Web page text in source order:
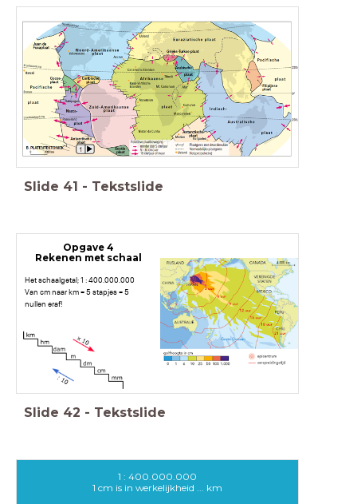
Slide 41 - Tekstslide
Opgave 4
Rekenen met schaal
Het schaalgetal; 1 : 400.000.000
Van cm naar km = 5 stapjes = 5
nullen eraf!
Slide 42 - Tekstslide
1 : 400.000.000
1 cm is in werkelijkheid ... km